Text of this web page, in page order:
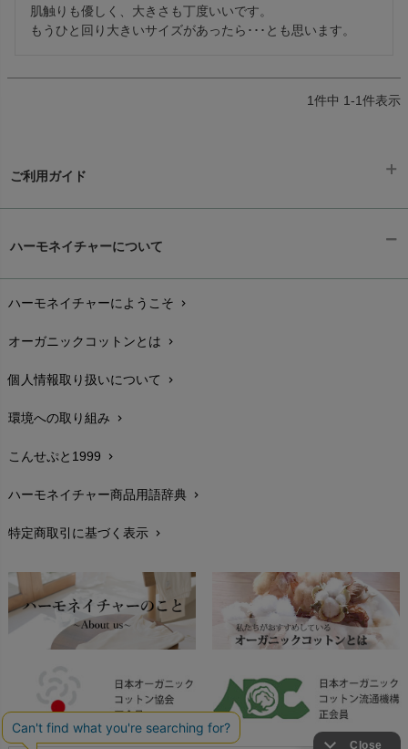
肌触りも優しく、大きさも丁度いいです。
もうひと回り大きいサイズがあったら･･･とも思います。
1件中 1-1件表示
ご利用ガイド
配送と送料chevron_right
在庫状況と発送予定chevron_right
サイズ・寸法chevron_right
生地・素材chevron_right
お手入れについて
レビューを書こうchevron_right
返品交換chevron_right
FAXでのご注文
お問い合わせchevron_right
ハーモネイチャーについて
ハーモネイチャーにようこそ chevron_right
オーガニックコットンとは chevron_right
個人情報取り扱いについて chevron_right
環境への取り組み chevron_right
こんせぷと1999 chevron_right
ハーモネイチャー商品用語辞典 chevron_right
特定商取引に基づく表示 chevron_right